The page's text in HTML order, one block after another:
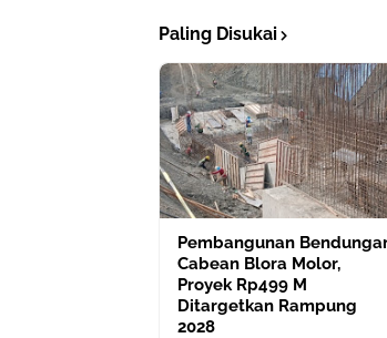
Paling Disukai
Pembangunan
Cabean Blora Molor,
Proyek Rp499 M
Ditargetkan Rampung
2028